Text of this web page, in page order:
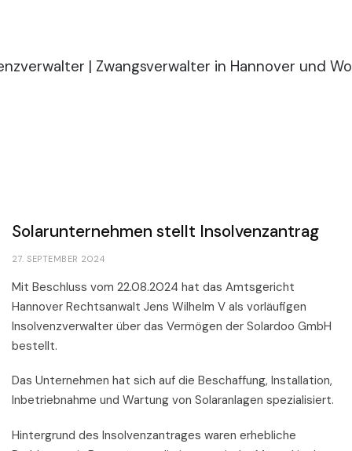
Solarunternehmen stellt Insolvenzantrag
27. SEPTEMBER 2024
Mit Beschluss vom 22.08.2024 hat das Amtsgericht
Hannover Rechtsanwalt Jens Wilhelm V als vorläufigen
Insolvenzverwalter über das Vermögen der Solardoo GmbH
bestellt.
Das Unternehmen hat sich auf die Beschaffung, Installation,
Inbetriebnahme und Wartung von Solaranlagen spezialisiert.
Hintergrund des Insolvenzantrages waren erhebliche